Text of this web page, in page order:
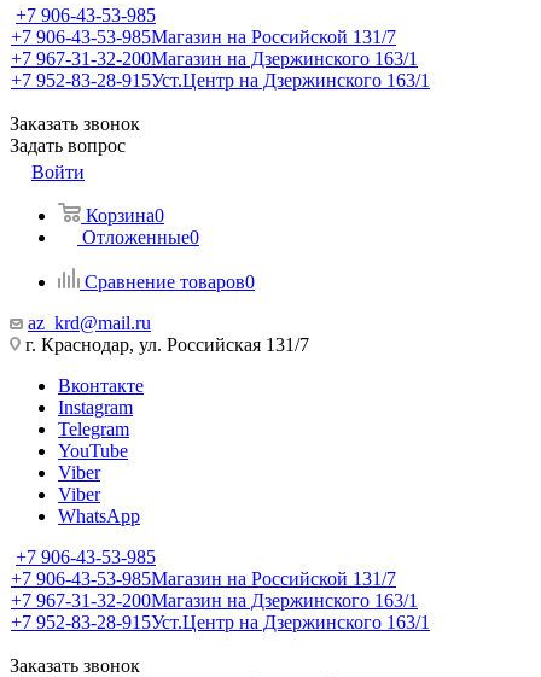
+7 906-43-53-985
+7 906-43-53-985Магазин на Российской 131/7
+7 967-31-32-200Магазин на Дзержинского 163/1
+7 952-83-28-915Уст.Центр на Дзержинского 163/1
Заказать звонок
Задать вопрос
Войти
Корзина0
Отложенные0
Сравнение товаров0
az_krd@mail.ru
г. Краснодар, ул. Российская 131/7
Вконтакте
Instagram
Telegram
YouTube
Viber
Viber
WhatsApp
+7 906-43-53-985
+7 906-43-53-985Магазин на Российской 131/7
+7 967-31-32-200Магазин на Дзержинского 163/1
+7 952-83-28-915Уст.Центр на Дзержинского 163/1
Заказать звонок